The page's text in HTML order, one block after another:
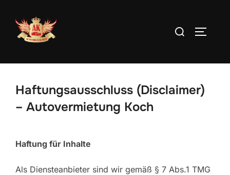
Inhalt
springen
Suchen
Haftungsausschluss (Disclaimer)
– Autovermietung Koch
Haftung für Inhalte
Als Diensteanbieter sind wir gemäß § 7 Abs.1 TMG